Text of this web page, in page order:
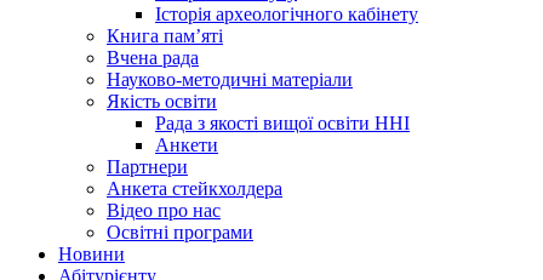
Історія археологічного кабінету
Книга памʼяті
Вчена рада
Науково-методичні матеріали
Якість освіти
Рада з якості вищої освіти ННІ
Анкети
Партнери
Анкета стейкхолдера
Відео про нас
Освітні програми
Hовини
Абітурієнту